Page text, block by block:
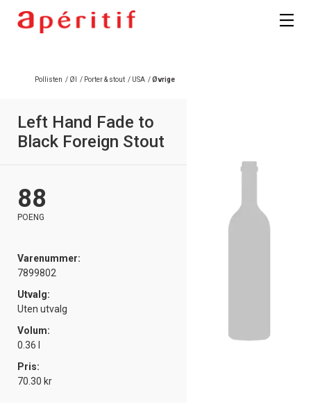
Pollisten / Øl / Porter & stout / USA /Øvrige
Left Hand Fade to
Black Foreign Stout
88
POENG
Varenummer:
7899802
Utvalg:
Uten utvalg
Volum:
0.36 l
Pris:
70.30 kr